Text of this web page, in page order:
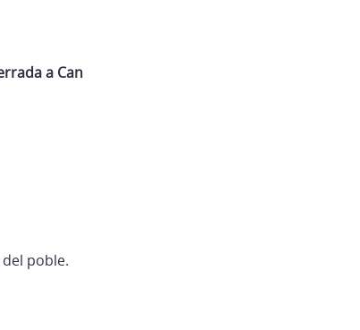
a Can
poble.